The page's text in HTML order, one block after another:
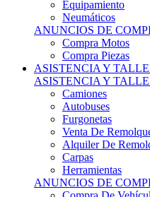
ANUNCIOS DE
Compra Motos
Compra Piezas
ASISTENCIA Y
ASISTENCIA Y
Camiones
Autobuses
Furgonetas
Venta De
Alquiler De
Carpas
Herramientas
ANUNCIOS DE
Compra De
Compra De